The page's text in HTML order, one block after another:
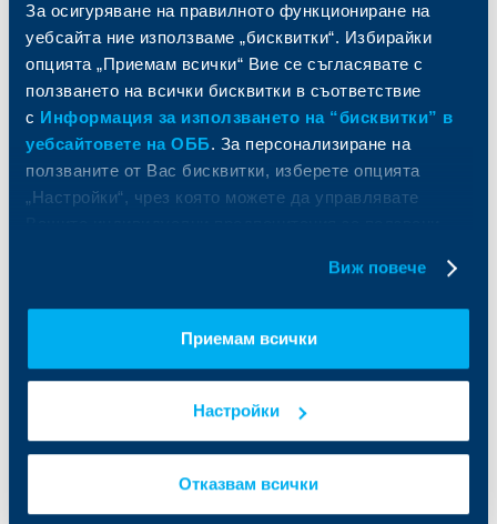
За осигуряване на правилното функциониране на
уебсайта ние използваме „бисквитки“. Избирайки
опцията „Приемам всички“ Вие се съгласявате с
ползването на всички бисквитки в съответствие
с Информация за използването на “бисквитки” в
уебсайтовете на ОББ. За персонализиране на
ползваните от Вас бисквитки, изберете опцията
„Настройки“, чрез която можете да управлявате
Виж повече
Приемам всички
Настройки
Отказвам всички
Кредити за собственици на фирми
Финансови институции и суверени
За ОББ
Кои сме ние
За KBC Груп
За акционери
Кариери
Контакти
Групата на KBC
ДЗИ
ОББ Интерлийз
ОББ Пенсионно осигуряване
Условия за ползване на сайта
Бисквитки
Важни документи
API портал за разработчици